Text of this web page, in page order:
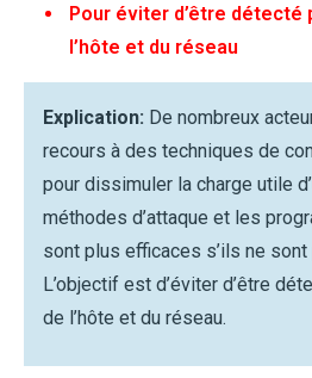
Pour éviter d’être détecté
l’hôte et du réseau
Explication: De nombreux
recours à des techniques de
pour dissimuler la charge utile
méthodes d’attaque et les
sont plus efficaces s’ils ne
L’objectif est d’éviter d’être
de l’hôte et du réseau.